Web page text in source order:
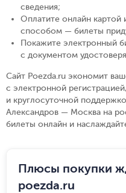
сведения;
Оплатите онлайн картой
способом — билеты
Покажите электронный
с документом
Сайт Poezda.ru экономит
с электронной
и круглосуточной
Александров — Москва на
билеты онлайн и
Плюсы покупки
poezda.ru